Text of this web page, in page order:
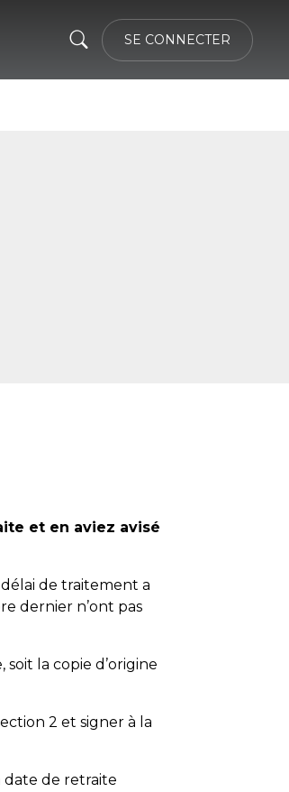
SE CONNECTER
et en aviez avisé
de traitement a
dernier n’ont pas
la copie d’origine
2 et signer à la
date de retraite